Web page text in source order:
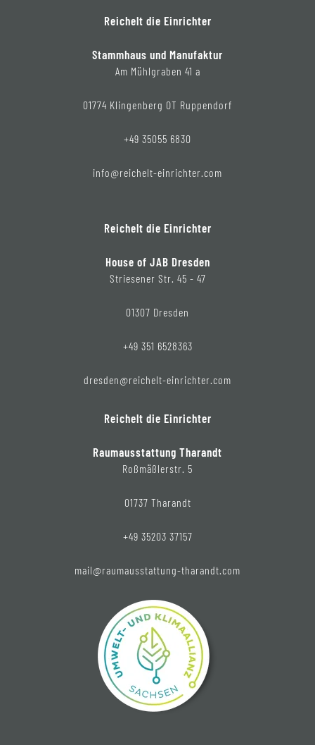
Reichelt die Einrichter
Stammhaus und Manufaktur
Am Mühlgraben 41 a
01774 Klingenberg OT Ruppendorf
+49 35055 6830
info@reichelt-einrichter.com
Reichelt die Einrichter
House of JAB Dresden
Striesener Str. 45 - 47
01307 Dresden
+49 351 6528363
dresden@reichelt-einrichter.com
Reichelt die Einrichter
Raumausstattung Tharandt
Roßmäßlerstr. 5
01737 Tharandt
+49 35203 37157
mail@raumausstattung-tharandt.com